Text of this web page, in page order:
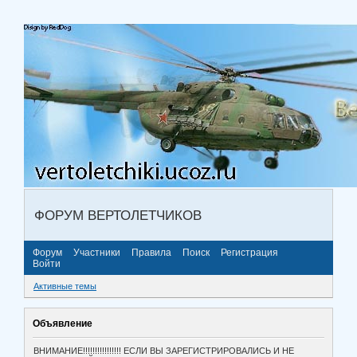
ФОРУМ ВЕРТОЛЕТЧИКОВ
Форум Участники Правила Поиск
Регистрация
Войти
Активные темы
Объявление
ВНИМАНИЕ!!!!!!!!!!!!!!!! ЕСЛИ ВЫ ЗАРЕГИСТРИРОВАЛИСЬ И НЕ